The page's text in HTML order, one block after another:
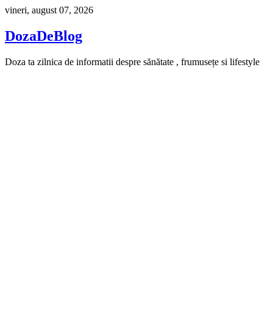
Skip
content
vineri, august 07, 2026
DozaDeBlog
Doza ta zilnica de informatii despre sănătate , frumusețe si lifestyle